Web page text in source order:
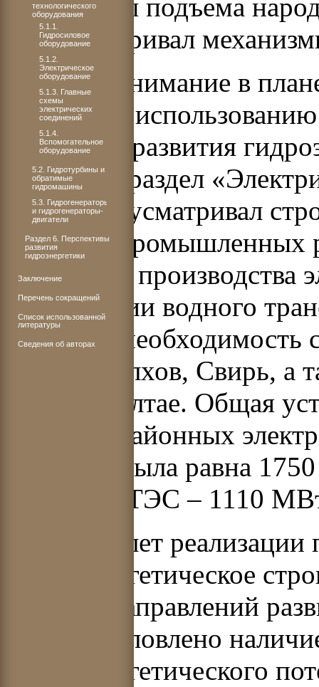
как основы подъема
предусматривал
Большое внимание в
широкому
Вопросам развития
посвящен раздел
План предусматривал
крупных промышленных
только для
организации водного
отмечена
Днепр, Волхов, Свирь, а
Кавказе, Алтае. Общая
крупных районных
ГОЭЛРО была равна
МВт и 20 ТЭС – 1110
С первых лет
гидроэнергетическое
главных направлений
было обусловлено
гидроэнергетического
технологического
оборудования
5.1.1.
Гидросиловое
оборудование
5.1.2.
Электрическое
оборудование
5.1.3. Главные
схемы
электрических
соединений
5.1.4.
Вспомогательное
оборудование
5.2. Гидротурбины и
обратимые
гидромашины
5.3. Гидрогенераторы
и гидрогенераторы-
двигатели
Раздел 6. Перспективы
развития
гидроэнергетики
Заключение
Перечень сокращений
Список использованной
литературы
Сведения об авторах